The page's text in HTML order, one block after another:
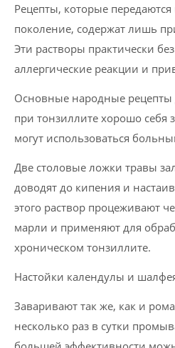
Рецепты, которые
поколение, содержат лишь
Эти растворы практически
аллергические реакции и
Основные народные рецепты
при тонзиллите хорошо себя
могут использоваться
Две столовые ложки травы
доводят до кипения и
этого раствор процеживают
марли и применяют для
хроническом тонзиллите.
Настойки календулы и
Заваривают так же, как и
несколько раз в сутки